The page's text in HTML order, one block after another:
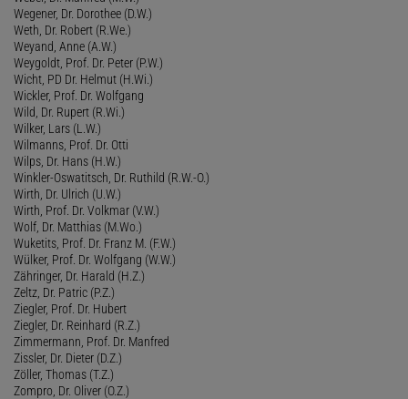
Wegener, Dr. Dorothee (D.W.)
Weth, Dr. Robert (R.We.)
Weyand, Anne (A.W.)
Weygoldt, Prof. Dr. Peter (P.W.)
Wicht, PD Dr. Helmut (H.Wi.)
Wickler, Prof. Dr. Wolfgang
Wild, Dr. Rupert (R.Wi.)
Wilker, Lars (L.W.)
Wilmanns, Prof. Dr. Otti
Wilps, Dr. Hans (H.W.)
Winkler-Oswatitsch, Dr. Ruthild (R.W.-O.)
Wirth, Dr. Ulrich (U.W.)
Wirth, Prof. Dr. Volkmar (V.W.)
Wolf, Dr. Matthias (M.Wo.)
Wuketits, Prof. Dr. Franz M. (F.W.)
Wülker, Prof. Dr. Wolfgang (W.W.)
Zähringer, Dr. Harald (H.Z.)
Zeltz, Dr. Patric (P.Z.)
Ziegler, Prof. Dr. Hubert
Ziegler, Dr. Reinhard (R.Z.)
Zimmermann, Prof. Dr. Manfred
Zissler, Dr. Dieter (D.Z.)
Zöller, Thomas (T.Z.)
Zompro, Dr. Oliver (O.Z.)